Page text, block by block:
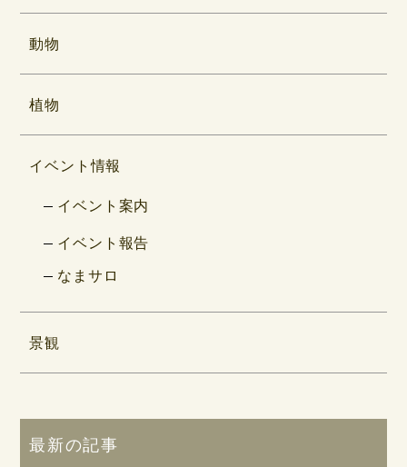
動物
植物
イベント情報
イベント案内
イベント報告
なまサロ
景観
最新の記事